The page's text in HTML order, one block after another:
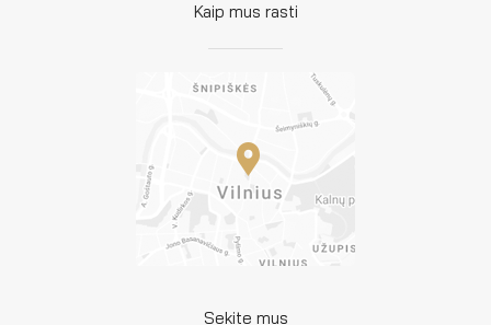
Kaip mus rasti
Sekite mus